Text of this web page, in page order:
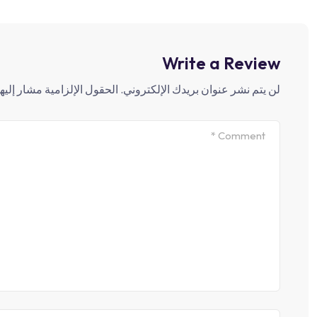
Write a Review
لن يتم نشر عنوان بريدك الإلكتروني. الحقول الإلزامية مشار